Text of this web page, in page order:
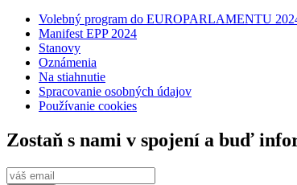
Volebný program do EUROPARLAMENTU
Manifest EPP 2024
Stanovy
Oznámenia
Na stiahnutie
Spracovanie osobných údajov
Používanie cookies
Zostaň s nami v spojení a buď